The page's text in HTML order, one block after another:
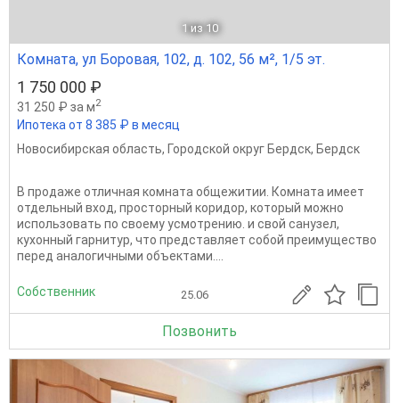
1 из 10
Комната, ул Боровая, 102, д. 102, 56 м², 1/5 эт.
1 750 000 ₽
31 250 ₽ за м2
Ипотека от 8 385 ₽ в месяц
Новосибирская область, Городской округ Бердск, Бердск
В продаже отличная комната общежитии. Комната имеет
отдельный вход, просторный коридор, который можно
использовать по своему усмотрению. и свой санузел,
кухонный гарнитур, что представляет собой преимущество
перед аналогичными объектами....
Собственник 25.06
Позвонить